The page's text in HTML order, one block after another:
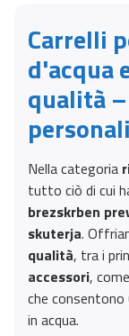
Carrelli
d'acqua
qualità
Nella categoria
tutto ciò di cui
brezskrben
skuterja.
qualità, tra i
accessori,
che consentono
in acqua.